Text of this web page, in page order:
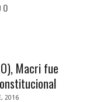
Macri fue
2016